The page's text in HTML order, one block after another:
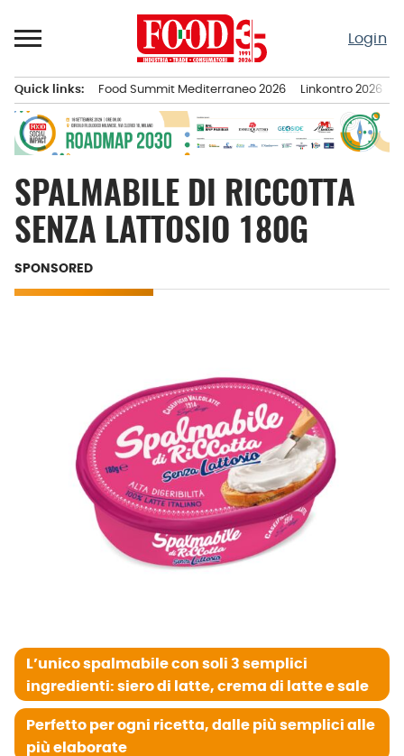
al
Login
principale
Quick links: Food Summit Mediterraneo 2026 Linkontro 2026
SPALMABILE DI RICCOTTA
SENZA LATTOSIO 180G
SPONSORED
L’unico spalmabile con soli 3 semplici
ingredienti: siero di latte, crema di latte e sale
Perfetto per ogni ricetta, dalle più semplici alle
più elaborate